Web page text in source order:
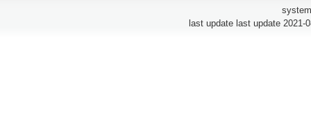
last update last update 2021-